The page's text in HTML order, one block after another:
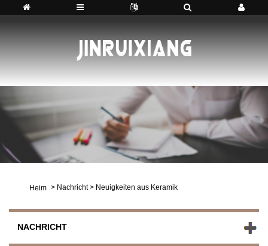
Heim > Nachricht > Neuigkeiten aus Keramik
NACHRICHT